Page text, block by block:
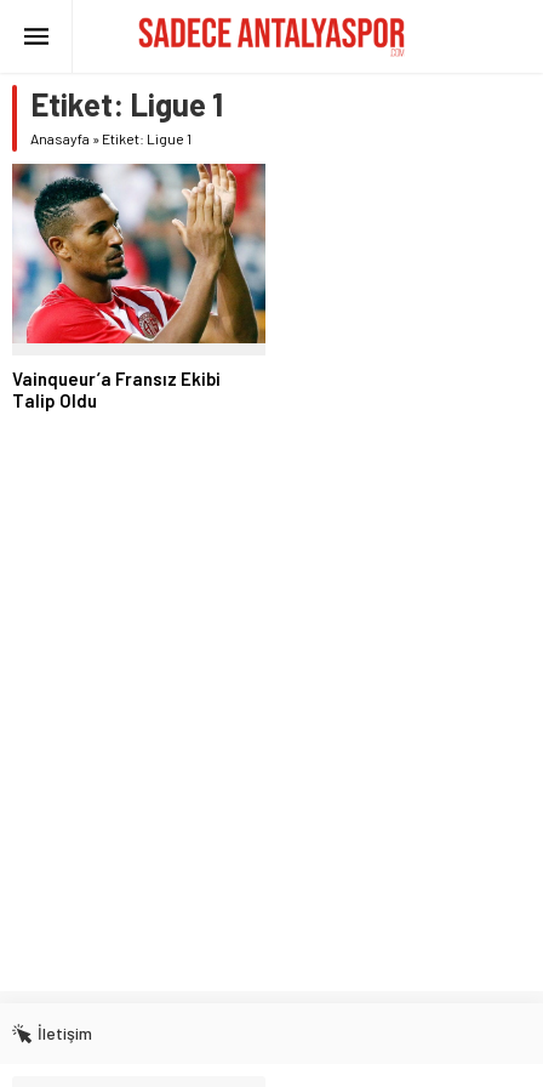
Etiket: Ligue 1
Anasayfa » Etiket: Ligue 1
Vainqueur’a Fransız Ekibi
Talip Oldu
İletişim